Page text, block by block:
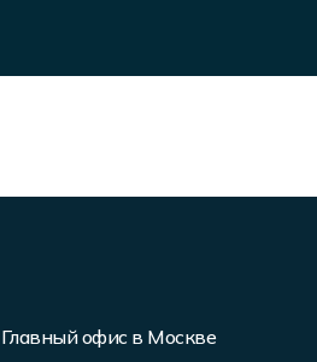
Главный офис в Москве